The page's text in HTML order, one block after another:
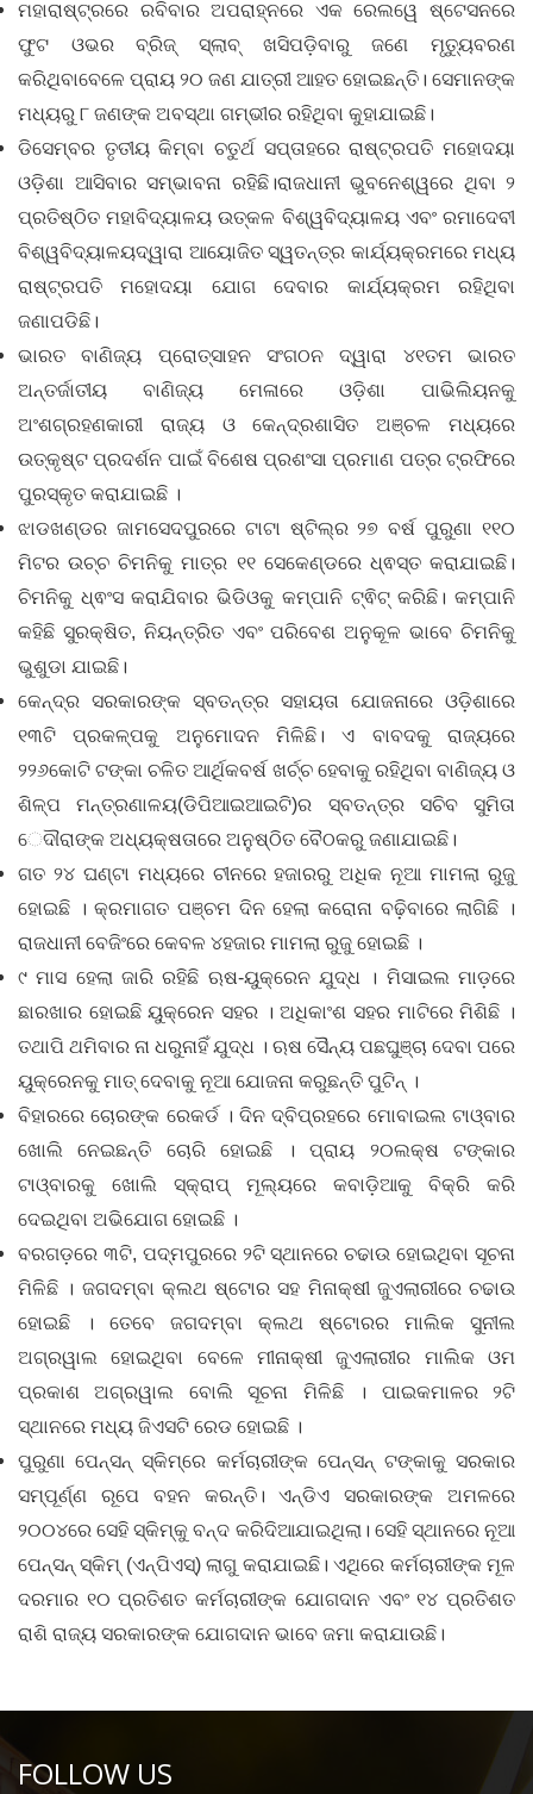
ମହାରାଷ୍ଟ୍ରରେ ରବିବାର ଅପରାହ୍ନରେ ଏକ ରେଲୱେ ଷ୍ଟେସନରେ
ଫୁଟ ଓଭର ବ୍ରିଜ୍‌ ସ୍ଲାବ୍‌ ଖସିପଡ଼ିବାରୁ ଜଣେ ମୃତ୍ୟୁବରଣ
କରିଥିବାବେଳେ ପ୍ରାୟ ୨୦ ଜଣ ଯାତ୍ରୀ ଆହତ ହୋଇଛନ୍ତି। ସେମାନଙ୍କ
ମଧ୍ୟରୁ ୮ ଜଣଙ୍କ ଅବସ୍ଥା ଗମ୍ଭୀର ରହିଥିବା କୁହାଯାଇଛି।
ଡିସେମ୍ବର ତୃତୀୟ କିମ୍ବା ଚତୁର୍ଥ ସପ୍ତାହରେ ରାଷ୍ଟ୍ରପତି ମହୋଦୟା
ଓଡ଼ିଶା ଆସିବାର ସମ୍ଭାବନା ରହିଛି।ରାଜଧାନୀ ଭୁବନେଶ୍ୱରେ ଥିବା ୨
ପ୍ରତିଷ୍ଠିତ ମହାବିଦ୍ୟାଳୟ ଉତ୍କଳ ବିଶ୍ୱବିଦ୍ୟାଳୟ ଏବଂ ରମାଦେବୀ
ବିଶ୍ୱବିଦ୍ୟାଳୟଦ୍ୱାରା ଆୟୋଜିତ ସ୍ୱତନ୍ତ୍ର କାର୍ଯ୍ୟକ୍ରମରେ ମଧ୍ୟ
ରାଷ୍ଟ୍ରପତି ମହୋଦୟା ଯୋଗ ଦେବାର କାର୍ଯ୍ୟକ୍ରମ ରହିଥିବା
ଜଣାପଡିଛି।
ଭାରତ ବାଣିଜ୍ୟ ପ୍ରୋତ୍ସାହନ ସଂଗଠନ ଦ୍ୱାରା ୪୧ତମ ଭାରତ
ଅନ୍ତର୍ଜାତୀୟ ବାଣିଜ୍ୟ ମେଳାରେ ଓଡ଼ିଶା ପାଭିଲିୟନକୁ
ଅଂଶଗ୍ରହଣକାରୀ ରାଜ୍ୟ ଓ କେନ୍ଦ୍ରଶାସିତ ଅଞ୍ଚଳ ମଧ୍ୟରେ
ଉତ୍କୃଷ୍ଟ ପ୍ରଦର୍ଶନ ପାଇଁ ବିଶେଷ ପ୍ରଶଂସା ପ୍ରମାଣ ପତ୍ର ଟ୍ରଫିରେ
ପୁରସ୍କୃତ କରାଯାଇଛି ।
ଝାଡଖଣ୍ଡର ଜାମସେଦପୁରରେ ଟାଟା ଷ୍ଟିଲ୍‌ର ୨୭ ବର୍ଷ ପୁରୁଣା ୧୧୦
ମିଟର ଉଚ୍ଚ ଚିମନିକୁ ମାତ୍ର ୧୧ ସେକେଣ୍ଡରେ ଧ୍ଵସ୍ତ କରାଯାଇଛି।
ଚିମନିକୁ ଧ୍ଵଂସ କରାଯିବାର ଭିଡିଓକୁ କମ୍ପାନି ଟ୍ଵିଟ୍ କରିଛି। କମ୍ପାନି
କହିଛି ସୁରକ୍ଷିତ, ନିୟନ୍ତ୍ରିତ ଏବଂ ପରିବେଶ ଅନୁକୂଳ ଭାବେ ଚିମନିକୁ
ଭୁଶୁଡା ଯାଇଛି।
କେନ୍ଦ୍ର ସରକାରଙ୍କ ସ୍ବତନ୍ତ୍ର ସହାୟତା ଯୋଜନାରେ ଓଡ଼ିଶାରେ
୧୩ଟି ପ୍ରକଳ୍ପକୁ ଅନୁମୋଦନ ମିଳିଛି। ଏ ବାବଦକୁ ରାଜ୍ୟରେ
୨୨୬କୋଟି ଟଙ୍କା ଚଳିତ ଆର୍ଥିକବର୍ଷ ଖର୍ଚ୍ଚ ହେବାକୁ ରହିଥିବା ବାଣିଜ୍ୟ ଓ
ଶିଳ୍ପ ମନ୍ତ୍ରଣାଳୟ(ଡିପିଆଇଆଇଟି)ର ସ୍ବତନ୍ତ୍ର ସଚିବ ସୁମିତା
‌େ‌ଦୗରାଙ୍କ ଅଧ୍ୟକ୍ଷତାରେ ଅନୁଷ୍ଠିତ ବୈଠକରୁ ଜଣାଯାଇଛି।
ଗତ ୨୪ ଘଣ୍ଟା ମଧ୍ୟରେ ଚୀନରେ ହଜାରରୁ ଅଧିକ ନୂଆ ମାମଲା ରୁଜୁ
ହୋଇଛି । କ୍ରମାଗତ ପଞ୍ଚମ ଦିନ ହେଲା କ​ରୋନା ବଢ଼ିବାରେ ଲାଗିଛି ।
ରାଜଧାନୀ ବେଜିଂରେ କେବଳ ୪ହଜାର ମାମଲା ରୁଜୁ ହୋଇଛି ।
୯ ମାସ ହେଲା ଜାରି ରହିଛି ଋଷ-ୟୁକ୍ରେନ ଯୁଦ୍ଧ । ମିସାଇଲ ମାଡ଼ରେ
ଛାରଖାର ହୋଇଛି ୟୁକ୍ରେନ ସହର । ଅଧିକାଂଶ ସହର ମାଟିରେ ମିଶିଛି ।
ତଥାପି ଥମିବାର ନା ଧରୁନାହିଁ ଯୁଦ୍ଧ । ଋଷ ସୈନ୍ୟ ପଛଘୁଞ୍ଚା ଦେବା ପରେ
ୟୁକ୍ରେନକୁ ମାତ୍ ଦେବାକୁ ନୂଆ ଯୋଜନା କରୁଛନ୍ତି ପୁଟିନ୍ ।
ବିହାରରେ ଚୋରଙ୍କ ରେକର୍ଡ । ଦିନ ଦ୍ବିପ୍ରହରେ ମୋବାଇଲ ଟାଓ୍ବାର
ଖୋଲି ନେଇଛନ୍ତି ଚୋରି ହୋଇଛି । ପ୍ରାୟ ୨୦ଲକ୍ଷ ଟଙ୍କାର
ଟାଓ୍ବାରକୁ ଖୋଲି ସ୍କ୍ରାପ୍ ମୂଲ୍ୟରେ କବାଡ଼ିଆକୁ ବିକ୍ରି କରି
ଦେଇଥିବା ଅଭିଯୋଗ ହୋଇଛି ।
ବରଗଡ଼ରେ ୩ଟି, ପଦ୍ମପୁରରେ ୨ଟି ସ୍ଥାନରେ ଚଢାଉ ହୋଇଥିବା ସୂଚନା
ମିଳିଛି । ଜଗଦମ୍ବା କ୍ଲଥ ଷ୍ଟୋର ସହ ମିନାକ୍ଷୀ ଜୁଏଲାରୀରେ ଚଢାଉ
ହୋଇଛି । ତେବେ ଜଗଦମ୍ବା କ୍ଲଥ ଷ୍ଟୋରର ମାଲିକ ସୁନୀଲ
ଅଗ୍ରୱାଲ ହୋଇଥିବା ବେଳେ ମୀନାକ୍ଷୀ ଜୁଏଲାରୀର ମାଲିକ ଓମ
ପ୍ରକାଶ ଅଗ୍ରୱାଲ ବୋଲି ସୂଚନା ମିଳିଛି । ପାଇକମାଳର ୨ଟି
ସ୍ଥାନରେ ମଧ୍ୟ ଜିଏସଟି ରେଡ ହୋଇଛି ।
ପୁରୁଣା ପେନ୍‌ସନ୍‌ ସ୍କିମ୍‌ରେ କର୍ମଚାରୀଙ୍କ ପେନ୍‌ସନ୍‌ ଟଙ୍କାକୁ ସରକାର
ସମ୍ପୂର୍ଣ୍ଣ ରୂପେ ବହନ କରନ୍ତି। ଏନ୍‌ଡିଏ ସରକାରଙ୍କ ଅମଳରେ
୨୦୦୪ରେ ସେହି ସ୍କିମ୍‌କୁ ବନ୍ଦ କରିଦିଆଯାଇଥିଲା। ସେହି ସ୍ଥାନରେ ନୂଆ
ପେନ୍‌ସନ୍ ସ୍କିମ୍ (ଏନ୍‌ପିଏସ୍‌) ଲାଗୁ କରାଯାଇଛି। ଏଥିରେ କର୍ମଚାରୀଙ୍କ ମୂଳ
ଦରମାର ୧୦ ପ୍ରତିଶତ କର୍ମଚାରୀଙ୍କ ଯୋଗଦାନ ଏବଂ ୧୪ ପ୍ରତିଶତ
ରାଶି ରାଜ୍ୟ ସରକାରଙ୍କ ଯୋଗଦାନ ଭାବେ ଜମା କରାଯାଉଛି।
FOLLOW US